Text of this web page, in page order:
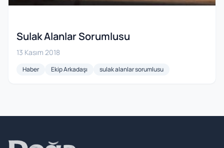
Sulak Alanlar Sorumlusu
13 Kasım 2018
Haber Ekip Arkadaşı sulak alanlar sorumlusu